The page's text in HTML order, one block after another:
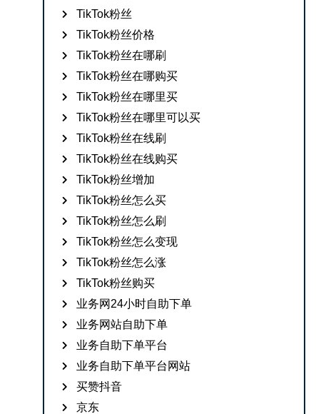
TikTok粉丝
TikTok粉丝价格
TikTok粉丝在哪刷
TikTok粉丝在哪购买
TikTok粉丝在哪里买
TikTok粉丝在哪里可以买
TikTok粉丝在线刷
TikTok粉丝在线购买
TikTok粉丝增加
TikTok粉丝怎么买
TikTok粉丝怎么刷
TikTok粉丝怎么变现
TikTok粉丝怎么涨
TikTok粉丝购买
业务网24小时自助下单
业务网站自助下单
业务自助下单平台
业务自助下单平台网站
买赞抖音
京东